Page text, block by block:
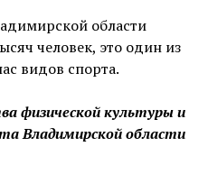
области
человек, это один из
видов спорта.
физической культуры и
Владимирской области